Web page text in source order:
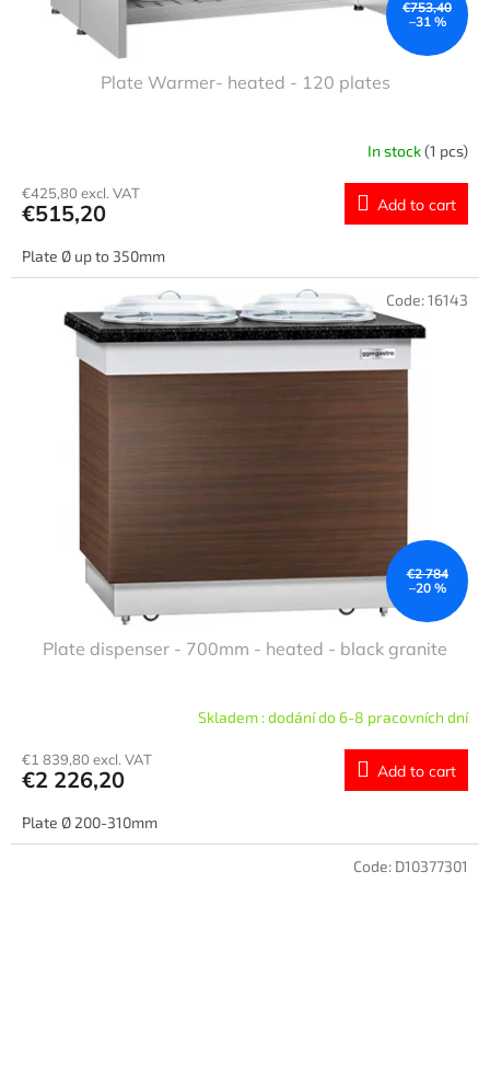
€753,40
–31 %
Plate Warmer- heated - 120 plates
In stock(1 pcs)
€425,80 excl. VAT
€515,20 Add to cart
Plate Ø up to 350mm
€2 784
–20 %
Plate dispenser - 700mm - heated - black granite
Skladem : dodání do 6-8 pracovních dní
€1 839,80 excl. VAT
€2 226,20 Add to cart
Plate Ø 200-310mm
Code:16143
Code: D10377301